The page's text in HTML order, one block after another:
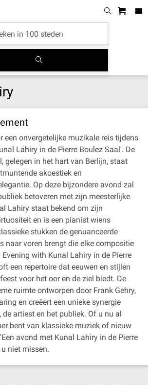
een onvergetelijke muzikale reis tijdens
Lahiry in de Pierre Boulez Saal'. De
gelegen in het hart van Berlijn, staat
akoestiek en
Op deze bijzondere avond zal
betoveren met zijn meesterlijke
Lahiry staat bekend om zijn
en is een pianist wiens
stukken de genuanceerde
naar voren brengt die elke compositie
with Kunal Lahiry in de Pierre
een repertoire dat eeuwen en stijlen
voor het oor en de ziel biedt. De
ruimte ontworpen door Frank Gehry,
en creëert een unieke synergie
de artiest en het publiek. Of u nu al
bent van klassieke muziek of nieuw
avond met Kunal Lahiry in de Pierre
niet missen.